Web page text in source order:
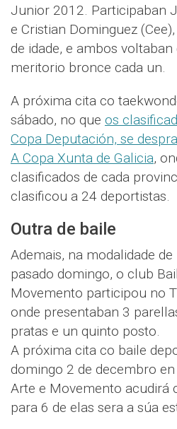
Junior 2012. Participaban
e Cristian Dominguez
de idade, e ambos
meritorio bronce cada un.
A próxima cita co
sábado, no que os
Copa Deputación, se
A Copa Xunta de Galicia,
clasificados de cada
clasificou a 24 deportistas.
Outra de baile
Ademais, na modalidade
pasado domingo, o club
Movemento participou no
onde presentaban 3
pratas e un quinto posto.
A próxima cita co baile
domingo 2 de decembro
Arte e Movemento acudirá
para 6 de elas sera a súa